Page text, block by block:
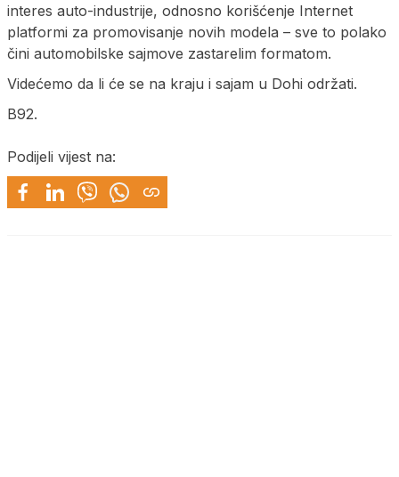
interes auto-industrije, odnosno korišćenje Internet
platformi za promovisanje novih modela – sve to polako
čini automobilske sajmove zastarelim formatom.
Videćemo da li će se na kraju i sajam u Dohi održati.
B92.
Podijeli vijest na: